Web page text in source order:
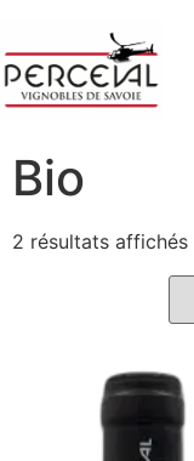
Bio
2 résultats affichés